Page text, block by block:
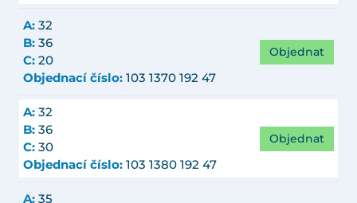
A: 32
B: 36
C: 20
Objednací číslo: 103 1370 192 47
Objednat
A: 32
B: 36
C: 30
Objednací číslo: 103 1380 192 47
Objednat
A: 35